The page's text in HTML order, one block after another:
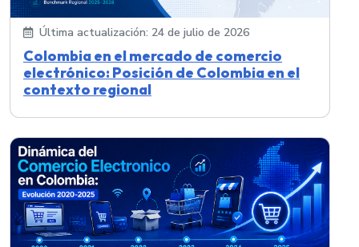
Última actualización: 24 de julio de 2026
Colombia en el mercado de comercio
electrónico: Posición de Colombia en el
contexto regional